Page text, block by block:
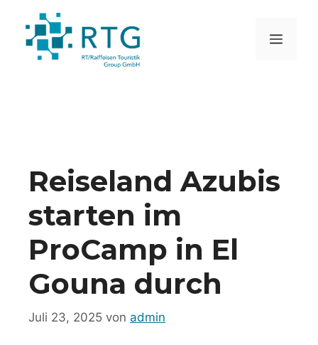
Inhalt
springen
Reiseland Azubis
starten im
ProCamp in El
Gouna durch
Juli 23, 2025 von admin